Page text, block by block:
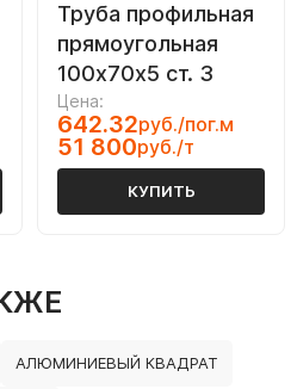
Труба профильная
прямоугольная
100х70х5 ст. 3
Цена:
642.32руб./пог.м
51 800руб./т
КУПИТЬ
АЛЮМИНИЕВЫЙ КВАДРАТ